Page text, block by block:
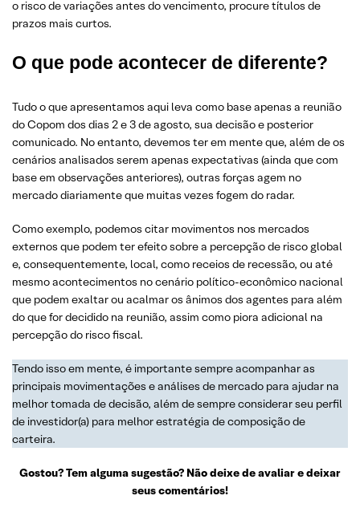
o risco de variações antes do vencimento, procure títulos de
prazos mais curtos.
O que pode acontecer de diferente?
Tudo o que apresentamos aqui leva como base apenas a reunião
do Copom dos dias 2 e 3 de agosto, sua decisão e posterior
comunicado. No entanto, devemos ter em mente que, além de os
cenários analisados serem apenas expectativas (ainda que com
base em observações anteriores), outras forças agem no
mercado diariamente que muitas vezes fogem do radar.
Como exemplo, podemos citar movimentos nos mercados
externos que podem ter efeito sobre a percepção de risco global
e, consequentemente, local, como receios de recessão, ou até
mesmo acontecimentos no cenário político-econômico nacional
que podem exaltar ou acalmar os ânimos dos agentes para além
do que for decidido na reunião, assim como piora adicional na
percepção do risco fiscal.
Tendo isso em mente, é importante sempre acompanhar as
principais movimentações e análises de mercado para ajudar na
melhor tomada de decisão, além de sempre considerar seu perfil
de investidor(a) para melhor estratégia de composição de
carteira.
Gostou? Tem alguma sugestão? Não deixe de avaliar e deixar
seus comentários!